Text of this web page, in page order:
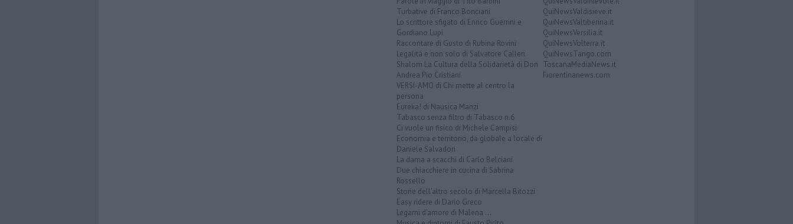
Turbative di Franco Bonciani
Lo scrittore sfigato di Enrico Guerrini e
Gordiano Lupi
Raccontare di Gusto di Rubina Rovini
Legalità e non solo di Salvatore Calleri
Shalom La Cultura della Solidarietà di Don
Andrea Pio Cristiani
VERSI-AMO di Chi mette al centro la
persona
Eureka! di Nausica Manzi
Tabasco senza filtro di Tabasco n.6
Ci vuole un fisico di Michele Campisi
Economia e territorio, da globale a locale di
Daniele Salvadori
La dama a scacchi di Carlo Belciani
Due chiacchiere in cucina di Sabrina
Rossello
Storie dell'altro secolo di Marcella Bitozzi
Easy ridere di Dario Greco
Legami d'amore di Malena ...
QuiNewsValdisieve.it
QuiNewsValtiberina.it
QuiNewsVersilia.it
QuiNewsVolterra.it
QuiNewsTango.com
ToscanaMediaNews.it
Fiorentinanews.com